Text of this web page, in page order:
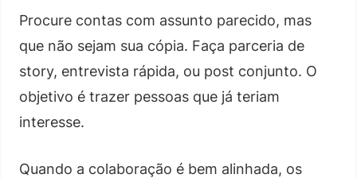
Procure contas com assunto parecido, mas
que não sejam sua cópia. Faça parceria de
story, entrevista rápida, ou post conjunto. O
objetivo é trazer pessoas que já teriam
interesse.
Quando a colaboração é bem alinhada, os